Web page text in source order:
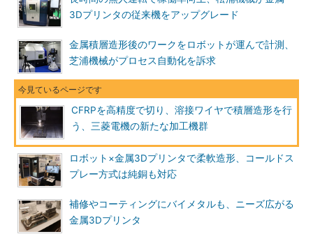
3Dプリンタの従来機をアップグレード
金属積層造形後のワークをロボットが運んで計測、
芝浦機械がプロセス自動化を訴求
CFRPを高精度で切り、溶接ワイヤで積層造形を行
う、三菱電機の新たな加工機群
ロボット×金属3Dプリンタで柔軟造形、コールドス
プレー方式は純銅も対応
補修やコーティングにバイメタルも、ニーズ広がる
金属3Dプリンタ